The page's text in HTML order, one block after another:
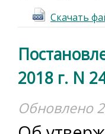
Скачать
2018 г. N
Обновлено